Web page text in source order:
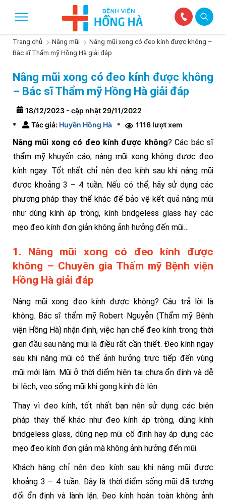
Trang chủ Nâng mũi
Nâng mũi xong có đeo kính được không –
Bác sĩ Thẩm mỹ Hồng Hà giải đáp
Nâng mũi xong có đeo kính được không
– Bác sĩ Thẩm mỹ Hồng Hà giải đáp
18/12/2023 - cập nhật 29/11/2022
*
Tác giả: Huyền Hồng Hà * 1116 lượt xem
Nâng mũi xong có đeo kính được không? Các bác sĩ
thẩm mỹ khuyến cáo, nâng mũi xong không được đeo
kính ngay. Tốt nhất chỉ nên đeo kính sau khi nâng mũi
được khoảng 3 – 4 tuần. Nếu có thể, hãy sử dụng các
phương pháp thay thế khác để bảo vệ kết quả nâng mũi
như dùng kính áp tròng, kính bridgeless glass hay các
mẹo đeo kính đơn giản không ảnh hưởng đến mũi…
1. Nâng mũi xong có đeo kính được
không – Chuyên gia Thẩm mỹ Bệnh viện
Hồng Hà giải đáp
Nâng mũi xong đeo kính được không? Câu trả lời là
không. Bác sĩ thẩm mỹ Robert Nguyễn (Thẩm mỹ Bệnh
viện Hồng Hà) nhận định, việc hạn chế đeo kính trong thời
gian đầu sau nâng mũi là điều rất cần thiết. Đeo kính ngay
sau khi nâng mũi có thể ảnh hưởng trực tiếp đến vùng
mũi mới làm. Mũi ở thời điểm hiện tại chưa ổn định và dễ
bị lệch, vẹo sống mũi khi gọng kính đè lên.
Thay vì đeo kính, tốt nhất bạn nên sử dụng các biện
pháp thay thế khác như đeo kính áp tròng, dùng kính
bridgeless glass, dùng nẹp mũi cố định hay áp dụng các
mẹo đeo kính đơn giản mà không ảnh hưởng đến mũi.
Khách hàng chỉ nên đeo kính sau khi nâng mũi được
khoảng 3 – 4 tuần. Đây là thời điểm sống mũi đã tương
đối ổn định và lành lặn. Đeo kính hoàn toàn không ảnh